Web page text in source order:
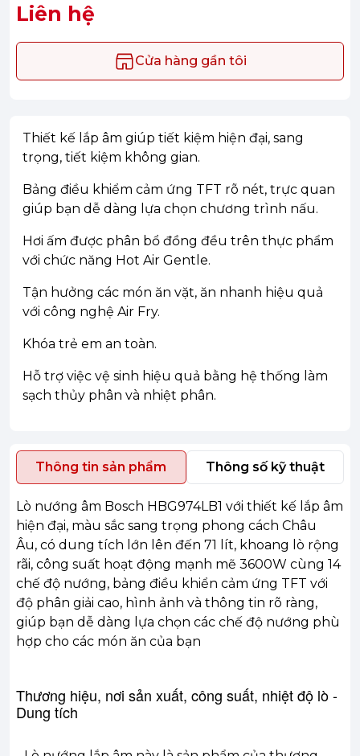
Liên hệ
Cửa hàng gần tôi
Thiết kế lắp âm giúp tiết kiệm hiện đại, sang
trọng, tiết kiệm không gian.
Bảng điều khiểm cảm ứng TFT rõ nét, trực quan
giúp bạn dễ dàng lựa chọn chương trình nấu.
Hơi ấm được phân bổ đồng đều trên thực phẩm
với chức năng Hot Air Gentle.
Tận hưởng các món ăn vặt, ăn nhanh hiệu quả
với công nghệ Air Fry.
Khóa trẻ em an toàn.
Hỗ trợ việc vệ sinh hiệu quả bằng hệ thống làm
sạch thủy phân và nhiệt phân.
Thông tin sản phẩm Thông số kỹ thuật
Lò nướng âm Bosch HBG974LB1 với thiết kế lắp âm
hiện đại, màu sắc sang trọng phong cách Châu
Âu, có dung tích lớn lên đến 71 lít, khoang lò rộng
rãi, công suất hoạt động mạnh mẽ 3600W cùng 14
chế độ nướng, bảng điều khiển cảm ứng TFT với
độ phân giải cao, hình ảnh và thông tin rõ ràng,
giúp bạn dễ dàng lựa chọn các chế độ nướng phù
hợp cho các món ăn của bạn
Thương hiệu, nơi sản xuất, công suất, nhiệt độ lò -
Dung tích